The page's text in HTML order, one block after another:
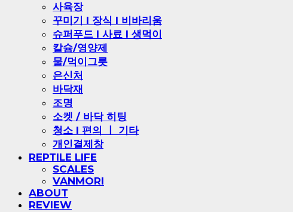
사육장
꾸미기 l 장식 l 비바리움
슈퍼푸드 l 사료 l 생먹이
칼슘/영양제
물/먹이그릇
은신처
바닥재
조명
소켓 / 바닥 히팅
청소 l 편의 ㅣ 기타
개인결제창
REPTILE LIFE
SCALES
VANMORI
ABOUT
REVIEW